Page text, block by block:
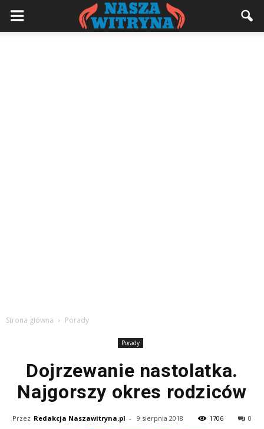
Strona główna Porady
Porady
Dojrzewanie nastolatka.
Najgorszy okres rodziców
Przez Redakcja Naszawitryna.pl - 9 sierpnia 2018 1706 0